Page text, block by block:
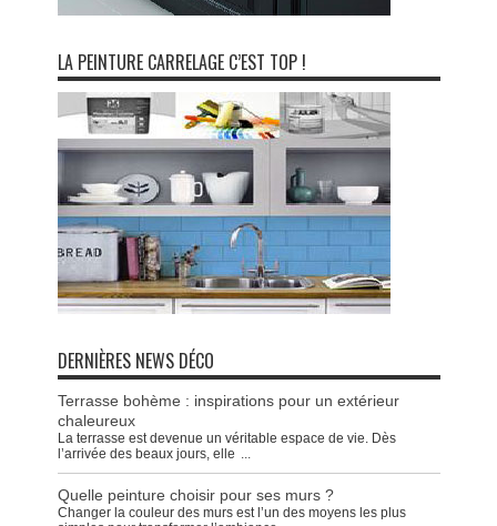
LA PEINTURE CARRELAGE C’EST TOP !
DERNIÈRES NEWS DÉCO
Terrasse bohème : inspirations pour un extérieur
chaleureux
La terrasse est devenue un véritable espace de vie. Dès
l’arrivée des beaux jours, elle ...
Quelle peinture choisir pour ses murs ?
Changer la couleur des murs est l’un des moyens les plus